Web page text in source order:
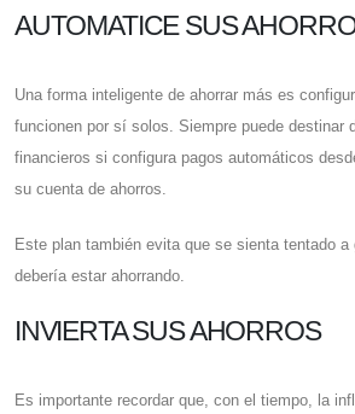
AUTOMATICE SUS
Una forma inteligente de ahorrar más es
funcionen por sí solos. Siempre puede destinar
financieros si configura pagos automáticos
su cuenta de ahorros.
Este plan también evita que se sienta tentado a
debería estar ahorrando.
INVIERTA SUS AHORROS
Es importante recordar que, con el tiempo, la